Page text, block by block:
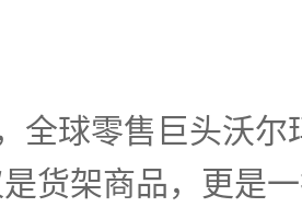
全球零售巨头沃
货架商品，更是